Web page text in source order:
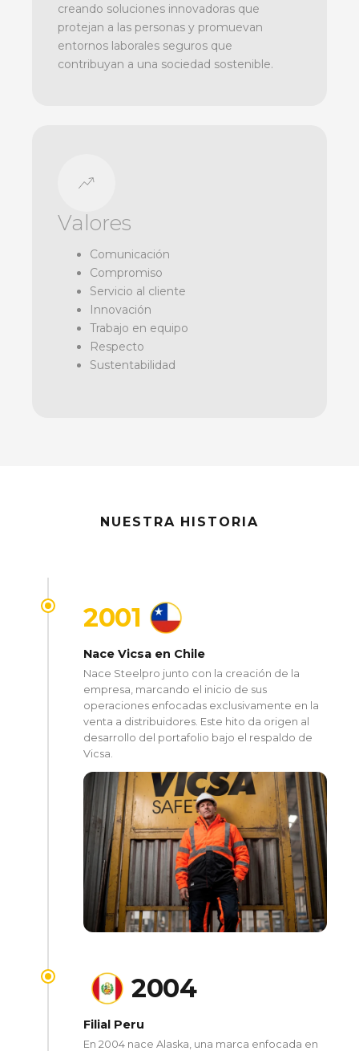
creando soluciones innovadoras que
protejan a las personas y promuevan
entornos laborales seguros que
contribuyan a una sociedad sostenible.
Valores
Comunicación
Compromiso
Servicio al cliente
Innovación
Trabajo en equipo
Respecto
Sustentabilidad
NUESTRA HISTORIA
2001
Nace Vicsa en Chile
Nace Steelpro junto con la creación de la
empresa, marcando el inicio de sus
operaciones enfocadas exclusivamente en la
venta a distribuidores. Este hito da origen al
desarrollo del portafolio bajo el respaldo de
Vicsa.
2004
Filial Peru
En 2004 nace Alaska, una marca enfocada en